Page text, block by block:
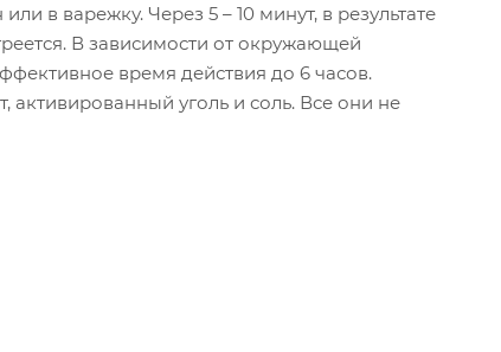
в варежку. Через 5 – 10 минут, в результате
В зависимости от окружающей
время действия до 6 часов.
активированный уголь и соль. Все они не